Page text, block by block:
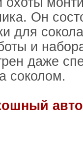
Он
для
и
даже
соколом.